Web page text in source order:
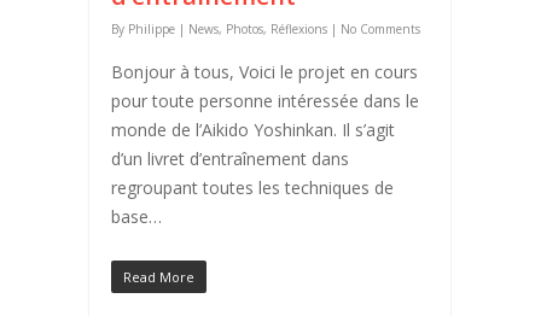
By Philippe | News, Photos, Réflexions | No Comments
Bonjour à tous, Voici le projet en cours
pour toute personne intéressée dans le
monde de l’Aikido Yoshinkan. Il s’agit
d’un livret d’entraînement dans
regroupant toutes les techniques de
base…
Read More